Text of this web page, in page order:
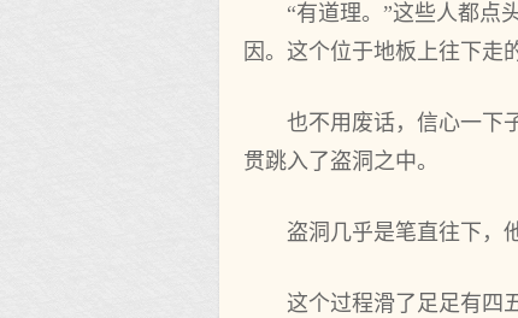
“有道理。”这些人都点
因。这个位于地板上往下走
也不用废话，信心一下
贯跳入了盗洞之中。
盗洞几乎是笔直往下，
这个过程滑了足足有四